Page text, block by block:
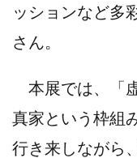
ッションなど多
さん。
本展では、「
真家という枠組
行き来しながら